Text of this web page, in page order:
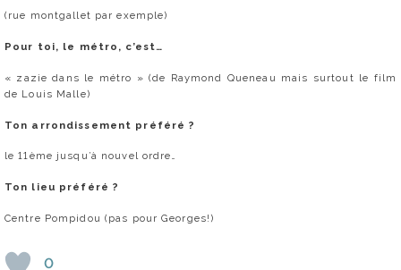
(rue montgallet par exemple)
Pour toi, le métro, c’est…
« zazie dans le métro » (de Raymond Queneau mais surtout le film
de Louis Malle)
Ton arrondissement préféré ?
le 11ème jusqu’à nouvel ordre…
Ton lieu préféré ?
Centre Pompidou (pas pour Georges!)
0